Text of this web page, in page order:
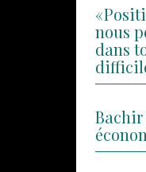
«
nous
dans